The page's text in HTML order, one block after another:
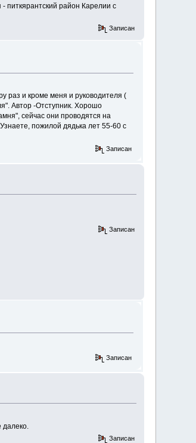
питкярантский район Карелии с
Записан
раз и кроме меня и руководителя (
Автор -Отступник. Хорошо
сейчас они проводятся на
пожилой дядька лет 55-60 с
Записан
Записан
Записан
Записан